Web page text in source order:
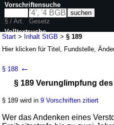
Start > Inhalt StGB >§ 189
Hier klicken fürTitel, Fundstelle,
Artikel 1G. v. 20.03.2026BGBl. 2026
Gesetze
Besonderer Teil
§ 188 ←
§ 189 Verunglimpfung
§ 189 wird in9 Vorschriften zitiert
Wer das Andenken eines
Vorschriftensuche
§ / Art.
Gesetz
Volltextsuche
nur in StGB